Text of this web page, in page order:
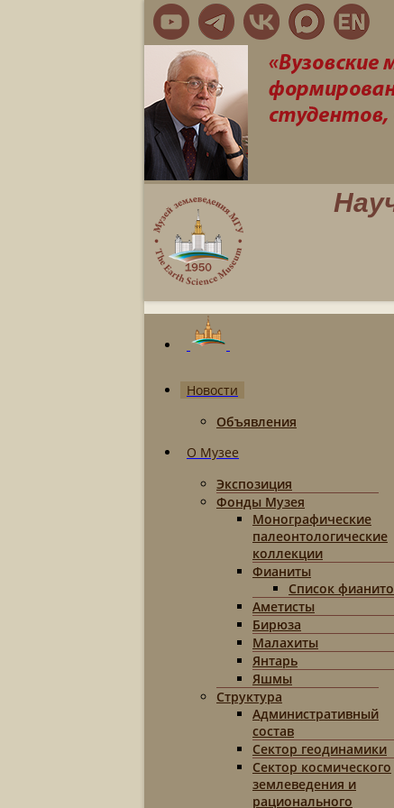
Новости
Объявления
О Музее
Экспозиция
Фонды Музея
Монографические
палеонтологические
коллекции
Фианиты
Список
Аметисты
Бирюза
Малахиты
Янтарь
Яшмы
Структура
Административный
состав
Сектор геодинамики
Сектор космического
землеведения и
рационального